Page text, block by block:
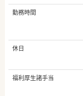
勤務時間
休日
福利厚生諸手当